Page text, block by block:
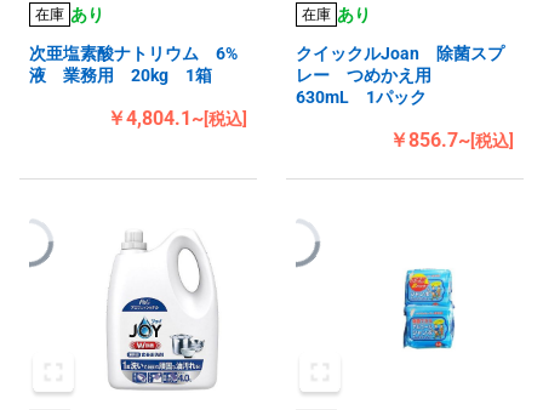
在庫 あり
次亜塩素酸ナトリウム 6%
液 業務用 20kg 1箱
￥4,804.1~[税込]
在庫 あり
クイックルJoan 除菌スプ
レー つめかえ用
630mL 1パック
￥856.7~[税込]